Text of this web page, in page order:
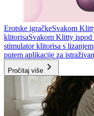
Erotske igračkeSvakom
klitorisaSvakom Klitty ispod
stimulator klitorisa s
putem aplikacije za
Pročitaj više